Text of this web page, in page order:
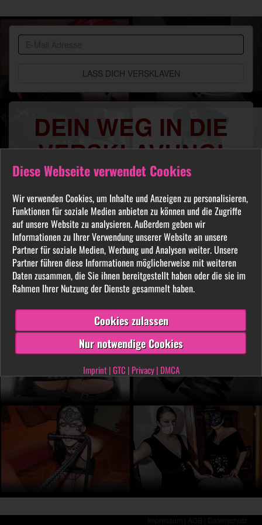
Diese Webseite verwendet Cookies
Wir verwenden Cookies, um Inhalte und Anzeigen zu personalisieren,
Funktionen für soziale Medien anbieten zu können und die Zugriffe
auf unsere Website zu analysieren. Außerdem geben wir
Informationen zu Ihrer Verwendung unserer Website an unsere
Partner für soziale Medien, Werbung und Analysen weiter. Unsere
Partner führen diese Informationen möglicherweise mit weiteren
Daten zusammen, die Sie ihnen bereitgestellt haben oder die sie im
Rahmen Ihrer Nutzung der Dienste gesammelt haben.
Cookies zulassen
Nur notwendige Cookies
Imprint|GTC | Privacy| DMCA
DEIN WEG IN DIE
VERSKLAVUNG!
Du sehnst Dich danach benutzt, manipuliert,
gequält oder ausgelacht zu werden? Jeder
FETISCH ist in unserer Community willkommen
und auch Du wirst hier Deine Herrin finden, die
Dich Schritt für Schritt in das Sklavenleben deiner
Träume führt. Lebe deine dunkelsten Fantasien
LIVE vor der Cam aus. Finde unter tausenden
privaten SM- und Fetischvideos deine dominante
Lady und genieße die Leidenschaft, die Leiden
schafft!